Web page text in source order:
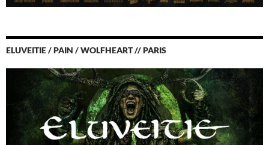
ELUVEITIE / PAIN / WOLFHEART // PARIS